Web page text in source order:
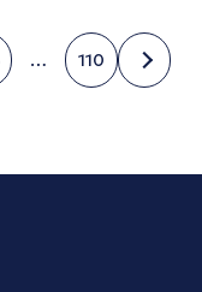
…
Σελίδα
110